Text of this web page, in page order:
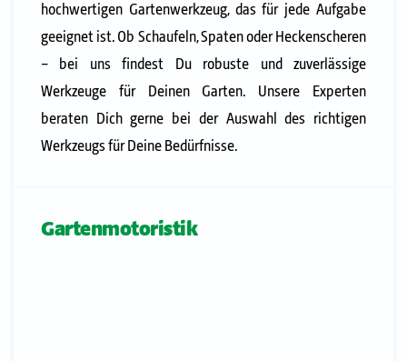
hochwertigen Gartenwerkzeug, das für jede Aufgabe
geeignet ist. Ob Schaufeln, Spaten oder Heckenscheren
– bei uns findest Du robuste und zuverlässige
Werkzeuge für Deinen Garten. Unsere Experten
beraten Dich gerne bei der Auswahl des richtigen
Werkzeugs für Deine Bedürfnisse.
Gartenmotoristik